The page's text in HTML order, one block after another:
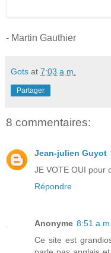
- Martin Gauthier
Gots at 7:03 a.m.
Partager
8 commentaires:
Jean-julien Guyot
JE VOTE OUI pour
Répondre
Anonyme 8:51 a.m.
Ce site est